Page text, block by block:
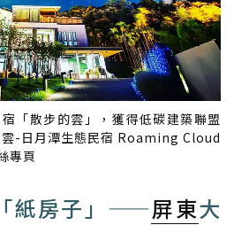
「散步的雲」，獲得低碳建築聯盟
-日月潭生態民宿 Roaming Cloud
專頁
紙房子」——屏東大